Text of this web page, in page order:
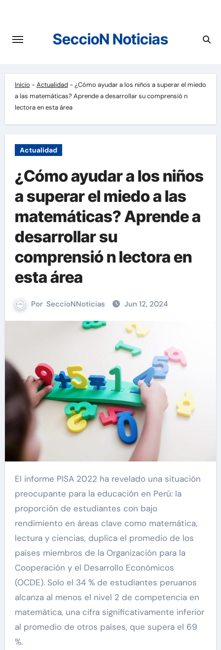
contenido
SeccioN Noticias
Inicio - Actualidad- ¿Cómo ayudar a los niños a superar el miedo
a las matemáticas? Aprende a desarrollar su comprensió n
lectora en esta área
Actualidad
¿Cómo ayudar a los niños
a superar el miedo a las
matemáticas? Aprende a
desarrollar su
comprensió n lectora en
esta área
Por SeccioNNoticias Jun 12, 2024
El informe PISA 2022 ha revelado una situación
preocupante para la educación en Perú: la
proporción de estudiantes con bajo
rendimiento en áreas clave como matemática,
lectura y ciencias, duplica el promedio de los
países miembros de la Organización para la
Cooperación y el Desarrollo Económicos
(OCDE). Solo el 34 % de estudiantes peruanos
alcanza al menos el nivel 2 de competencia en
matemática, una cifra significativamente inferior
al promedio de otros países, que supera el 69
%.